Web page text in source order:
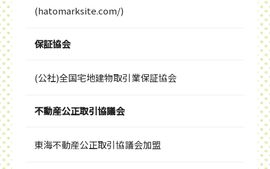
(hatomarksite.com/)
保証協会
(公社)全国宅地建物取引業保証協会
不動産公正取引協議会
東海不動産公正取引協議会加盟